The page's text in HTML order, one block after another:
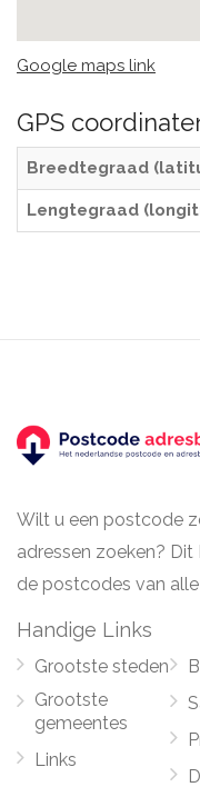
Google maps link
GPS
Breedtegraad
Lengtegraad
Wilt u een postcode
adressen zoeken?
de postcodes van
Handige Links
Grootste steden
Grootste
gemeentes
Links